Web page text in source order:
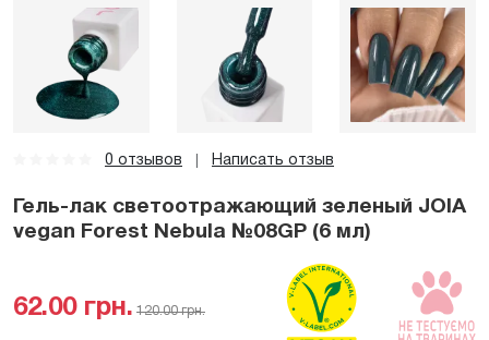
0 отзывов Написать отзыв
Гель-лак светоотражающий зеленый JOIA
vegan Forest Nebula №08GP (6 мл)
62.00 грн. 120.00 грн.